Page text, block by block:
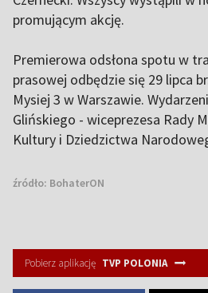
promującym akcję.
Premierowa odsłona spotu w
prasowej odbędzie się 29 lipca
Mysiej 3 w Warszawie.
Glińskiego - wiceprezesa Rady
Kultury i Dziedzictwa
źródło: BohaterON
Pobierz aplikację TVP POLONIA